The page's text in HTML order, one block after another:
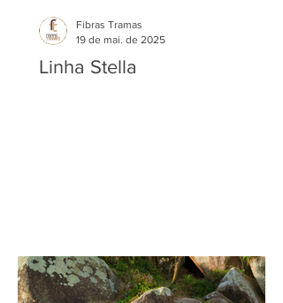
Linha Stella
Fibras Tramas
19 de mai. de 2025